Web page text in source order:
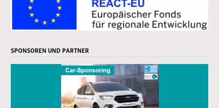
SPONSOREN UND PARTNER